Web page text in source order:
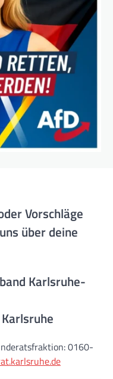
Vorschläge
über deine
Karlsruhe-
0160-